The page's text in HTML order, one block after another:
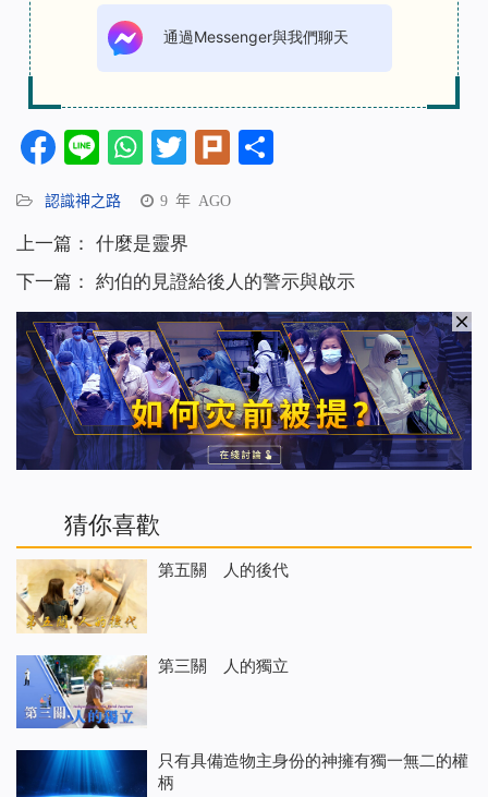
通過Messenger與我們聊天
Facebook
LineWhatsApp
Twitter
Plurk
認識神之路 9 年 AGO
上一篇： 什麼是靈界
下一篇： 約伯的見證給後人的警示與啟示
猜你喜歡
第五關 人的後代
第三關 人的獨立
只有具備造物主身份的神擁有獨一無二的權
柄